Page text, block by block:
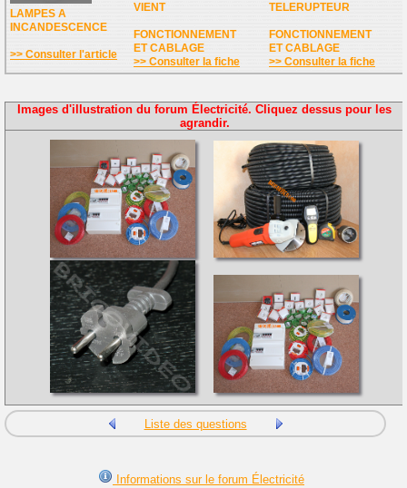
LAMPES A
INCANDESCENCE
>> Consulter l'article
VIENT
FONCTIONNEMENT
ET CABLAGE
>> Consulter la fiche
TELERUPTEUR
FONCTIONNEMENT
ET CABLAGE
>> Consulter la fiche
Images d'illustration du forum Électricité. Cliquez dessus pour les
agrandir.
Liste des questions
Informations sur le forum Électricité